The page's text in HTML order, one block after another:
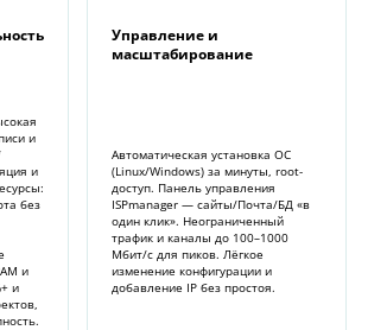
и
и
без
и
и
Управление и
масштабирование
Автоматическая установка ОС
(Linux/Windows) за минуты, root-
доступ. Панель управления
ISPmanager — сайты/Почта/БД «в
один клик». Неограниченный
трафик и каналы до 100–1000
Мбит/с для пиков. Лёгкое
изменение конфигурации и
добавление IP без простоя.